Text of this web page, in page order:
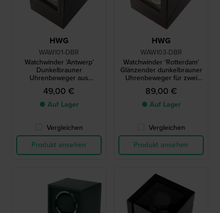
HWG
WAWI01-DBR
Watchwinder ‘Antwerp’
Dunkelbrauner
Uhrenbeweger aus
veganem Leder für eine
Uhr
49,00 €
● Auf Lager
Vergleichen
Produkt ansehen
HWG
WAWI03-DBR
Watchwinder ‘Rotterdam’
Glänzender dunkelbrauner
Uhrenbeweger für zwei
Uhren
89,00 €
● Auf Lager
Vergleichen
Produkt ansehen